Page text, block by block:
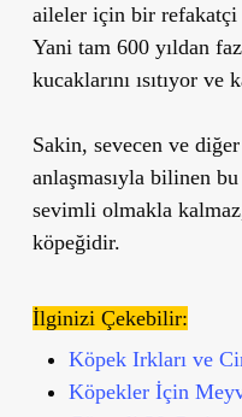
aileler için bir
Yani tam 600 yıldan
kucaklarını ısıtıyor
Sakin, sevecen ve
anlaşmasıyla bilinen
sevimli olmakla
köpeğidir.
İlginizi Çekebilir:
Köpek Irkları ve
Köpekler İçin